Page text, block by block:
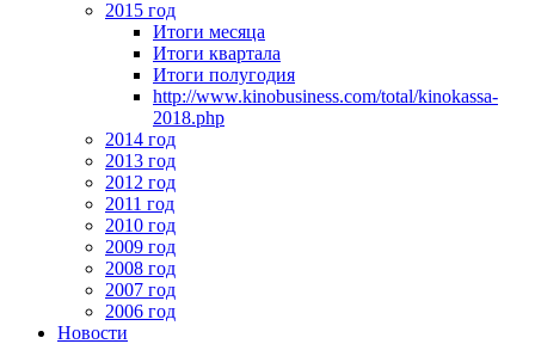
2015 год
Итоги месяца
Итоги квартала
Итоги полугодия
http://www.kinobusiness.com/total/kinokassa-
2018.php
2014 год
2013 год
2012 год
2011 год
2010 год
2009 год
2008 год
2007 год
2006 год
Новости